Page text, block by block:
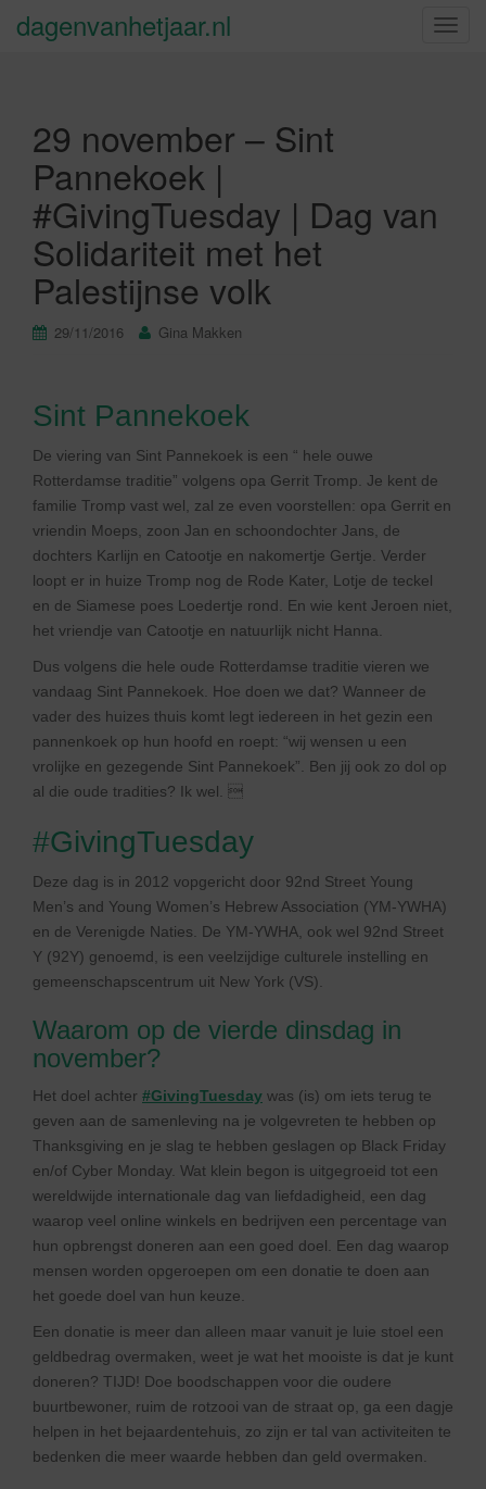
S
dagenvanhetjaar.nl
29 november – Sint
Pannekoek |
#GivingTuesday | Dag van
Solidariteit met het
Palestijnse volk
29/11/2016 Gina Makken
Sint Pannekoek
De viering van Sint Pannekoek is een “ hele ouwe
Rotterdamse traditie” volgens opa Gerrit Tromp. Je kent de
familie Tromp vast wel, zal ze even voorstellen: opa Gerrit en
vriendin Moeps, zoon Jan en schoondochter Jans, de
dochters Karlijn en Catootje en nakomertje Gertje. Verder
loopt er in huize Tromp nog de Rode Kater, Lotje de teckel
en de Siamese poes Loedertje rond. En wie kent Jeroen niet,
het vriendje van Catootje en natuurlijk nicht Hanna.
Dus volgens die hele oude Rotterdamse traditie vieren we
vandaag Sint Pannekoek. Hoe doen we dat? Wanneer de
vader des huizes thuis komt legt iedereen in het gezin een
pannenkoek op hun hoofd en roept: “wij wensen u een
vrolijke en gezegende Sint Pannekoek”. Ben jij ook zo dol op
al die oude tradities? Ik wel. 
#GivingTuesday
Deze dag is in 2012 vopgericht door 92nd Street Young
Men’s and Young Women’s Hebrew Association (YM-YWHA)
en de Verenigde Naties. De YM-YWHA, ook wel 92nd Street
Y (92Y) genoemd, is een veelzijdige culturele instelling en
gemeenschapscentrum uit New York (VS).
Waarom op de vierde dinsdag in
november?
Het doel achter #GivingTuesday was (is) om iets terug te
geven aan de samenleving na je volgevreten te hebben op
Thanksgiving en je slag te hebben geslagen op Black Friday
en/of Cyber Monday. Wat klein begon is uitgegroeid tot een
wereldwijde internationale dag van liefdadigheid, een dag
waarop veel online winkels en bedrijven een percentage van
hun opbrengst doneren aan een goed doel. Een dag waarop
mensen worden opgeroepen om een donatie te doen aan
het goede doel van hun keuze.
Een donatie is meer dan alleen maar vanuit je luie stoel een
geldbedrag overmaken, weet je wat het mooiste is dat je kunt
doneren? TIJD! Doe boodschappen voor die oudere
buurtbewoner, ruim de rotzooi van de straat op, ga een dagje
helpen in het bejaardentehuis, zo zijn er tal van activiteiten te
bedenken die meer waarde hebben dan geld overmaken.